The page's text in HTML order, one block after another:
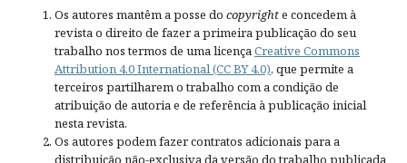
Os autores mantêm a posse do copyrighte concedem à
revista o direito de fazer a primeira publicação do seu
trabalho nos termos de uma licença Creative Commons
Attribution 4.0 International (CC BY 4.0), que permite a
terceiros partilharem o trabalho com a condição de
atribuição de autoria e de referência à publicação inicial
nesta revista.
Os autores podem fazer contratos adicionais para a
distribuição não-exclusiva da versão do trabalho publicada